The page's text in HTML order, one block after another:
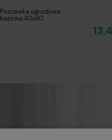
Poszewka ogrodowa
beżowa 40x40